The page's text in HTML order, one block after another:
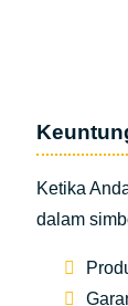
Ketika
dalam